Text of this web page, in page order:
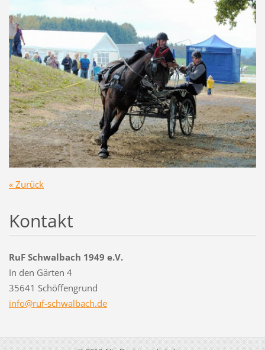
« Zurück
Kontakt
RuF Schwalbach 1949 e.V.
In den Gärten 4
35641 Schöffengrund
info@ruf-schwalbach.de